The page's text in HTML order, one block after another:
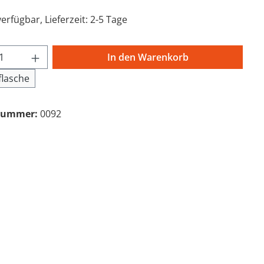
Lieferzeit: 2-5 Tage
Anzahl: Gib den gewünschten Wert
In den Warenkorb
0092